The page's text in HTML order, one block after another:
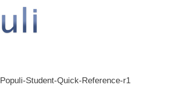
Populi-Student-Quick-Reference-r1